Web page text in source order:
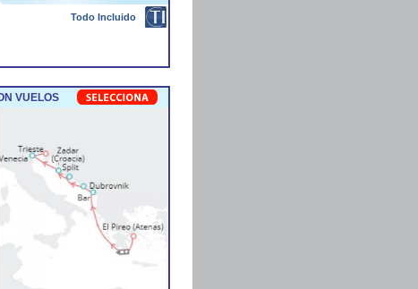
Todo Incluido
VUELOS